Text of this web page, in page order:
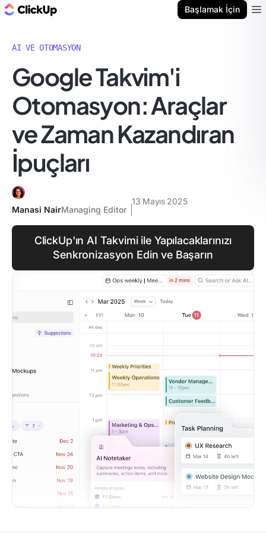
Başlamak İçin
AI VE OTOMASYON
Google Takvim'i
Otomasyon: Araçlar
ve Zaman Kazandıran
İpuçları
Manasi NairManaging Editor
13 Mayıs 2025
ClickUp'ın AI Takvimi ile Yapılacaklarınızı
Senkronizasyon Edin ve Başarın